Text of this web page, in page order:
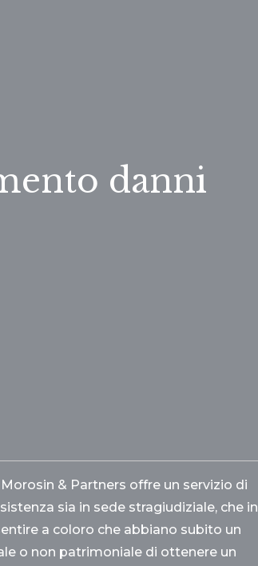
danni
& Partners offre un servizio di
sia in sede stragiudiziale, che in
a coloro che abbiano subito un
o non patrimoniale di ottenere un